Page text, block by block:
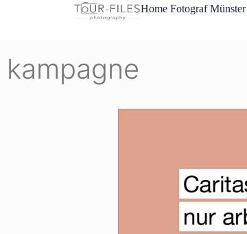
Home Fotograf Münster
kampagne